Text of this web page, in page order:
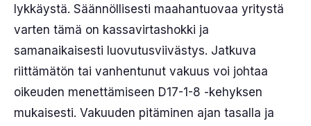
lykkäystä. Säännöllisesti maahantuovaa yritystä
varten tämä on kassavirtashokki ja
samanaikaisesti luovutusviivästys. Jatkuva
riittämätön tai vanhentunut vakuus voi johtaa
oikeuden menettämiseen D17-1-8 -kehyksen
mukaisesti. Vakuuden pitäminen ajan tasalla ja